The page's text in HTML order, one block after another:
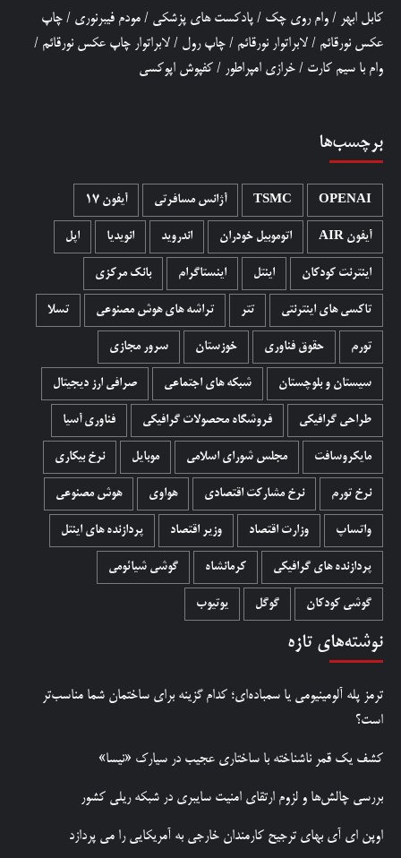
کابل ابهر / وام روی چک / پادکست های پزشکی / مودم فیبرنوری / چاپ
عکس نورقائم / لابراتوار نورقائم / چاپ رول / لابراتوار چاپ عکس نورقائم /
وام با سیم کارت / خرازی امپراطور / کفپوش اپوکسی
برچسب‌ها
OPENAI
TSMC آژانس مسافرتی آیفون 17
آیفون AIR اتوموبیل خودران اندروید انویدیا اپل
اینترنت کودکان اینتل اینستاگرام بانک مرکزی
تاکسی های اینترنتی تتر تراشه های هوش مصنوعی تسلا
تورم حقوق فناوری خوزستان سرور مجازی
سیستان و بلوچستان شبکه های اجتماعی صرافی ارز دیجیتال
طراحی گرافیکی فروشگاه محصولات گرافيکی فناوری آسیا
مایکروسافت مجلس شورای اسلامی موبایل نرخ بیکاری
نرخ تورم نرخ مشارکت اقتصادی هواوی هوش مصنوعی
واتساپ وزارت اقتصاد وزیر اقتصاد پردازنده های اینتل
پردازنده های گرافیکی کرمانشاه گوشی شیائومی
گوشی کودکان گوگل یوتیوب
نوشته‌های تازه
ترمز پله آلومینیومی یا سمباده‌ای؛ کدام گزینه برای ساختمان شما مناسب‌تر
است؟
کشف یک قمر ناشناخته با ساختاری عجیب در سیارک «نیسا»
بررسی چالش‌ها و لزوم ارتقای امنیت سایبری در شبکه ریلی کشور
اوپن ای آی بهای ترجیح کارمندان خارجی به آمریکایی را می پردازد